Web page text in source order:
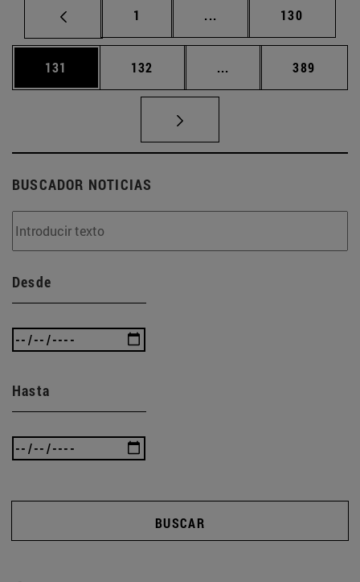
Página
1 ... Páginas intermedias
Página
130
Página
131 Página
132 ... Páginas intermedias
Página
389
BUSCADOR NOTICIAS
Desde
Hasta
BUSCAR